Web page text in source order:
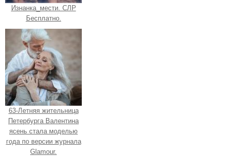
Изнанка_мести. СЛР
Бесплатно.
63-Летняя жительница
Петербурга Валентина
ясень стала моделью
года по версии журнала
Glamour.